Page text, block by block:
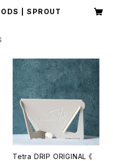
| SPROUT
Tetra DRIP ORIGINAL 《